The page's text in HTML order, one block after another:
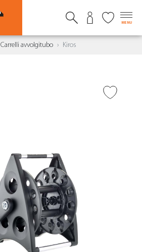
MENU
Carrelli avvolgitubo Kiros